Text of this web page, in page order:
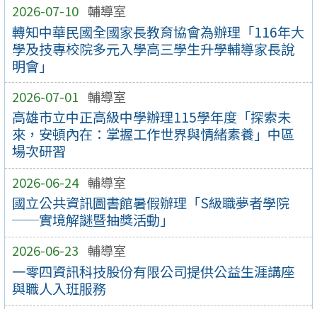
2026-07-10 輔導室
轉知中華民國全國家長教育協會為辦理「116年大
學及技專校院多元入學高三學生升學輔導家長說
明會」
2026-07-01 輔導室
高雄市立中正高級中學辦理115學年度「探索未
來，安頓內在：掌握工作世界與情緒素養」中區
場次研習
2026-06-24 輔導室
國立公共資訊圖書館暑假辦理「S級職夢者學院
──實境解謎暨抽獎活動」
2026-06-23 輔導室
一零四資訊科技股份有限公司提供公益生涯講座
與職人入班服務